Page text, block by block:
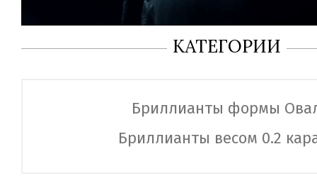
КАТЕГОРИИ
Бриллианты формы
Бриллианты весом 0.2